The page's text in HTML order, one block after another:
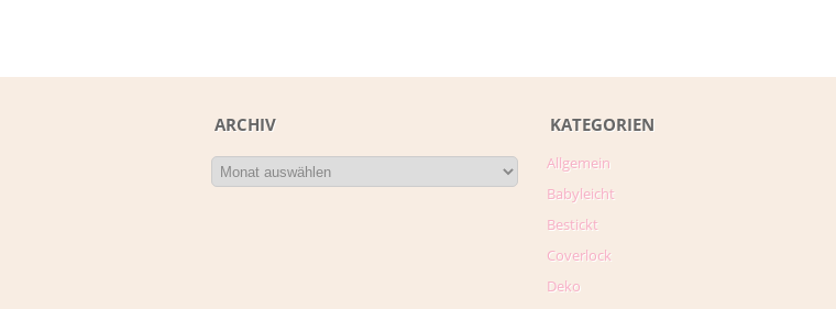
ARCHIV KATEGORIEN
Allgemein
Babyleicht
Bestickt
Coverlock
Deko